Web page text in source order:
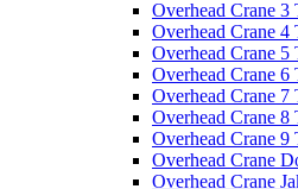
Overhead Crane 3
Overhead Crane 4
Overhead Crane 5
Overhead Crane 6
Overhead Crane 7
Overhead Crane 8
Overhead Crane 9
Overhead Crane
Overhead Crane